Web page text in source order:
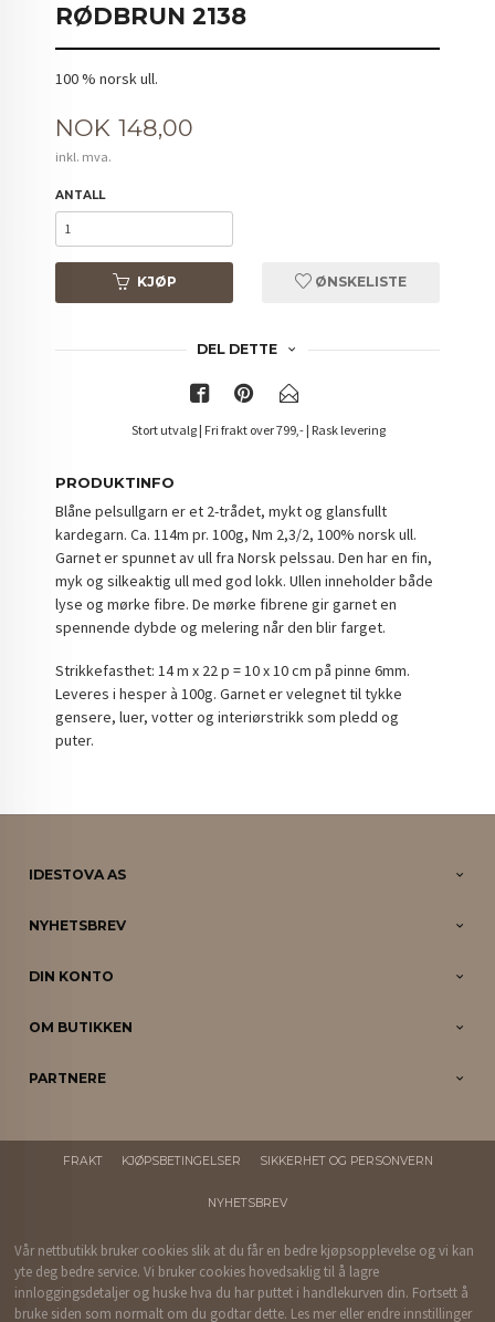
RØDBRUN 2138
100 % norsk ull.
Pris
NOK 148,00
inkl. mva.
ANTALL
KJØP ØNSKELISTE
DEL DETTE
Stort utvalg | Fri frakt over 799,- | Rask levering
PRODUKTINFO
Blåne pelsullgarn er et 2-trådet, mykt og glansfullt
kardegarn. Ca. 114m pr. 100g, Nm 2,3/2, 100% norsk ull.
Garnet er spunnet av ull fra Norsk pelssau. Den har en fin,
myk og silkeaktig ull med god lokk. Ullen inneholder både
lyse og mørke fibre. De mørke fibrene gir garnet en
spennende dybde og melering når den blir farget.
Strikkefasthet: 14 m x 22 p = 10 x 10 cm på pinne 6mm.
Leveres i hesper à 100g. Garnet er velegnet til tykke
gensere, luer, votter og interiørstrikk som pledd og
puter.
IDESTOVA AS
NYHETSBREV
DIN KONTO
OM BUTIKKEN
PARTNERE
FRAKT KJØPSBETINGELSER SIKKERHET OG PERSONVERN
NYHETSBREV
Vår nettbutikk bruker cookies slik at du får en bedre kjøpsopplevelse og vi kan
yte deg bedre service. Vi bruker cookies hovedsaklig til å lagre
innloggingsdetaljer og huske hva du har puttet i handlekurven din. Fortsett å
bruke siden som normalt om du godtar dette. Les mer eller endre innstillinger